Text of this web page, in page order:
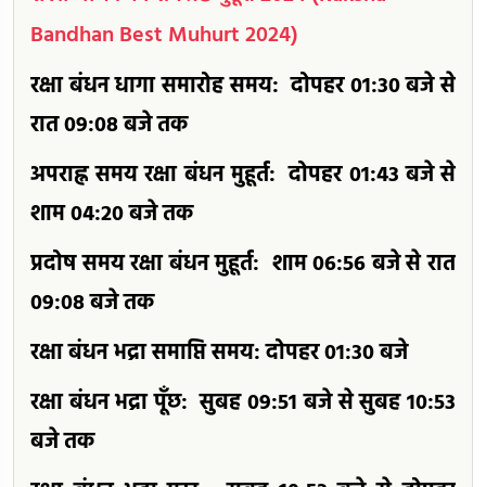
Bandhan Best Muhurt 2024)
रक्षा बंधन धागा समारोह समय: दोपहर 01:30 बजे से
रात 09:08 बजे तक
अपराह्न समय रक्षा बंधन मुहूर्त: दोपहर 01:43 बजे से
शाम 04:20 बजे तक
प्रदोष समय रक्षा बंधन मुहूर्त: शाम 06:56 बजे से रात
09:08 बजे तक
रक्षा बंधन भद्रा समाप्ति समय: दोपहर 01:30 बजे
रक्षा बंधन भद्रा पूँछ: सुबह 09:51 बजे से सुबह 10:53
बजे तक